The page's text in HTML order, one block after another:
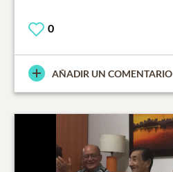
0
AÑADIR UN COMENTARIO